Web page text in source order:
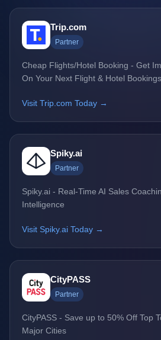
Trip.com
Partner
Cheap Flights/Hotel Booking - Get
On Your Next Flight & Hotel
Visit Trip.com Today →
Spiky.ai
Partner
Spiky.ai - Real-Time AI Sales
Intelligence
Visit Spiky.ai Today →
CityPASS
Partner
CityPASS - Save up to 50% Off Top
Major Cities